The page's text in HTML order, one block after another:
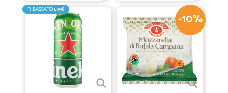
RIBASSATO1,35€
-10%